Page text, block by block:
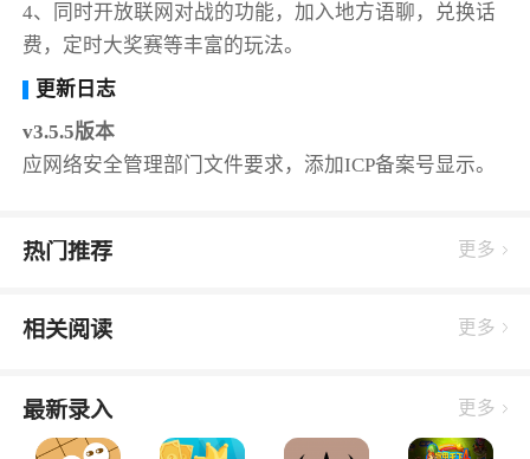
4、同时开放联网对战的功能，加入地方语聊，兑换话
费，定时大奖赛等丰富的玩法。
更新日志
v3.5.5版本
应网络安全管理部门文件要求，添加ICP备案号显示。
热门推荐 更多
相关阅读 更多
最新录入 更多